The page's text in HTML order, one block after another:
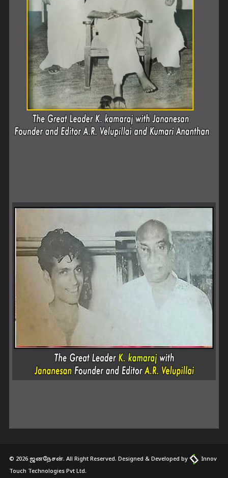
© 2026 ஜனநேசன். All Right Reserved. Designed & Developed by
Innov
Touch Technologies Pvt Ltd.